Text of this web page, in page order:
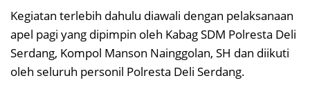
Kegiatan terlebih dahulu diawali dengan pelaksanaan
apel pagi yang dipimpin oleh Kabag SDM Polresta Deli
Serdang, Kompol Manson Nainggolan, SH dan diikuti
oleh seluruh personil Polresta Deli Serdang.